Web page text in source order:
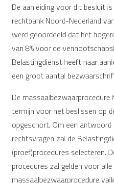
De aanleiding voor dit besluit
rechtbank Noord-Nederland
werd geoordeeld dat het
van 8% voor de
Belastingdienst heeft naar
een groot aantal
De
termijn voor het beslissen op
opgeschort. Om een antwoord
rechtsvragen zal de
(proef)procedures selecteren.
procedures zal gelden voor
massaalbezwaarprocedure